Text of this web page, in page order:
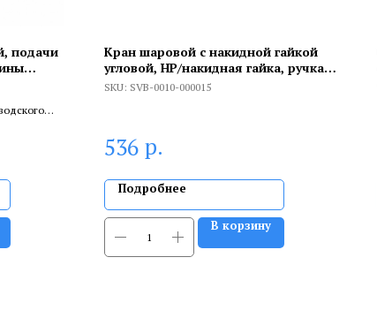
подачи
Кран шаровой с накидной гайкой
угловой, НР/накидная гайка, ручка
бабочка 1/2x1/2
SKU: SVB-0010-000015
536 р.
Подробнее
В корзину